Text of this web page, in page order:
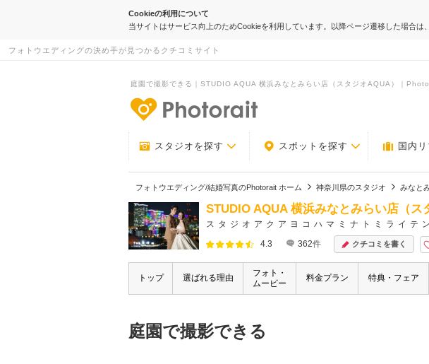
Cookieの利用について
当サイトはサービス向上のためCookieを利用しています。以降ページ遷移した場合は
フォトウエディングの決め手が見つかるクチコミサイト
庭園で撮影できる｜STUDIO AQUA 横浜みなとみらい店（スタジオAQUA）｜
スタジオを探す スポットを探す 国内
フォトウエディング/結婚写真のPhotorait ホーム 神奈川県のスタジオ みなと
STUDIO AQUA 横浜みなとみらい店（ス
スタジオアクアヨコハマミナトミライテン
4.3
362件 クチコミを書く
トップ 選ばれる理由
フォト・
ムービー
料金プラン 特典・フェア
庭園で撮影できる